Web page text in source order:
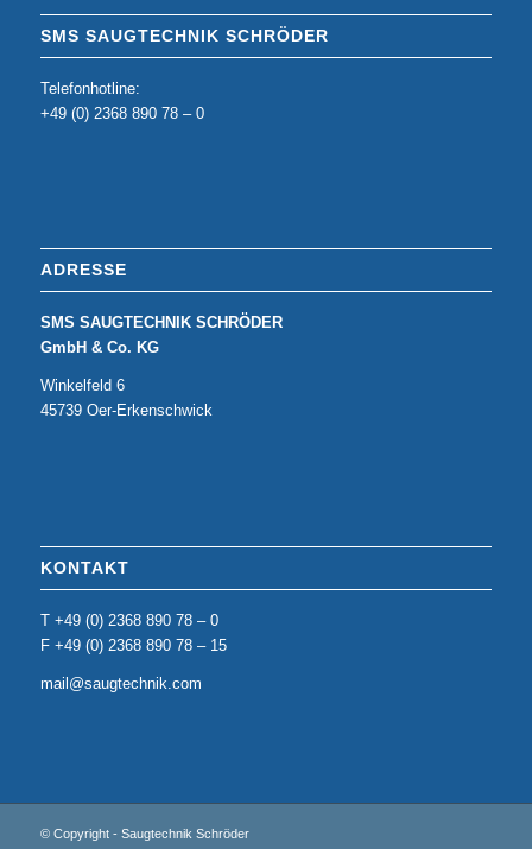
SMS SAUGTECHNIK SCHRÖDER
Telefonhotline:
+49 (0) 2368 890 78 – 0
ADRESSE
SMS SAUGTECHNIK SCHRÖDER
GmbH & Co. KG
Winkelfeld 6
45739 Oer-Erkenschwick
KONTAKT
T +49 (0) 2368 890 78 – 0
F +49 (0) 2368 890 78 – 15
mail@saugtechnik.com
© Copyright - Saugtechnik Schröder